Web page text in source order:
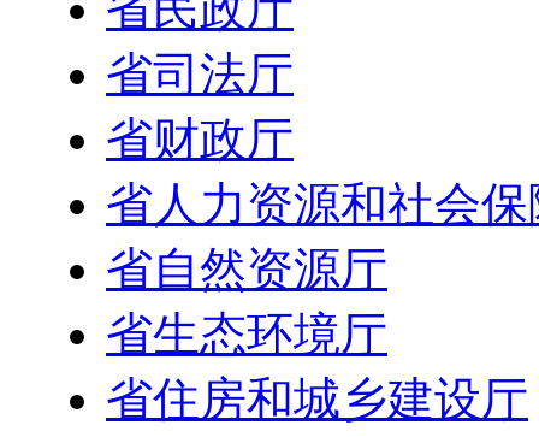
省司法厅
省财政厅
省人力资源和社会
省自然资源厅
省生态环境厅
省住房和城乡建设厅